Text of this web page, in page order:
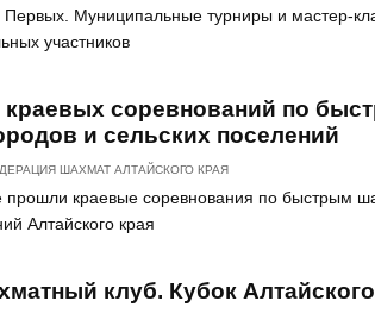
Первых. Муниципальные турниры и мастер-
участников
соревнований по
и сельских поселений
ШАХМАТ АЛТАЙСКОГО КРАЯ
краевые соревнования по быстрым
Алтайского края
клуб. Кубок